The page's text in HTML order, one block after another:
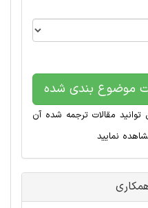
موضوع بندی شده
مقالات ترجمه شده آن
نمایید